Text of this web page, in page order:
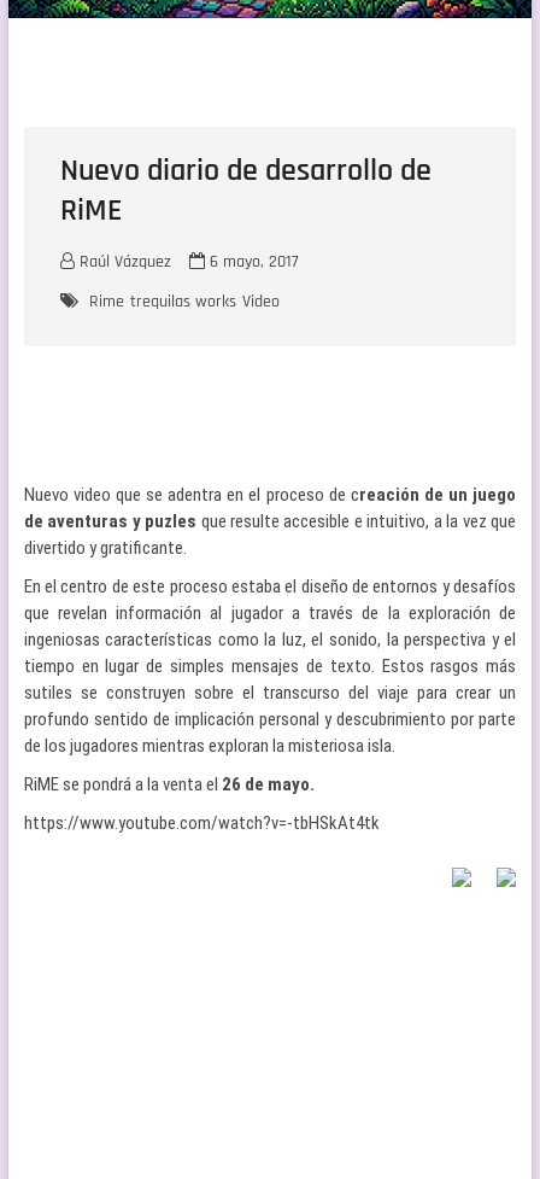
Nuevo diario de desarrollo de
RiME
Raúl Vázquez
6 mayo, 2017
Rime trequilas works Video
Nuevo video que se adentra en el proceso de creación de un juego
de aventuras y puzles que resulte accesible e intuitivo, a la vez que
divertido y gratificante.
En el centro de este proceso estaba el diseño de entornos y desafíos
que revelan información al jugador a través de la exploración de
ingeniosas características como la luz, el sonido, la perspectiva y el
tiempo en lugar de simples mensajes de texto. Estos rasgos más
sutiles se construyen sobre el transcurso del viaje para crear un
profundo sentido de implicación personal y descubrimiento por parte
de los jugadores mientras exploran la misteriosa isla.
RiME se pondrá a la venta el 26 de mayo.
https://www.youtube.com/watch?v=-tbHSkAt4tk